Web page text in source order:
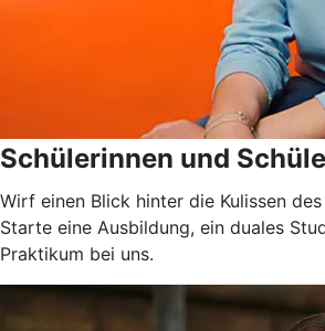
Schülerinnen und
Wirf einen Blick hinter die Kulissen
Starte eine Ausbildung, ein duales
Praktikum bei uns.